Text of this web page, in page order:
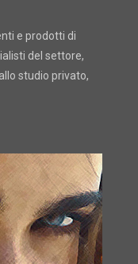
e prodotti di
del settore,
studio privato,